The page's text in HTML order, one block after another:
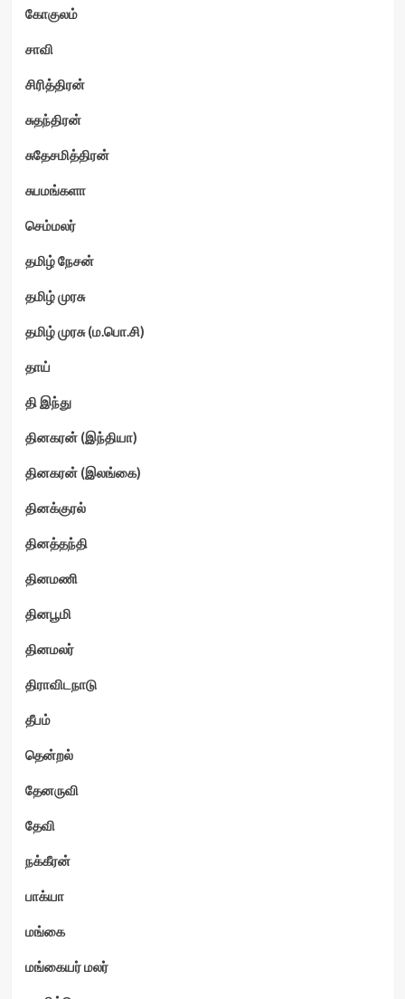
கோகுலம்
சாவி
சிரித்திரன்
சுதந்திரன்
சுதேசமித்திரன்
சுபமங்களா
செம்மலர்
தமிழ் நேசன்
தமிழ் முரசு
தமிழ் முரசு (ம.பொ.சி)
தாய்
தி இந்து
தினகரன் (இந்தியா)
தினகரன் (இலங்கை)
தினக்குரல்
தினத்தந்தி
தினமணி
தினபூமி
தினமலர்
திராவிடநாடு
தீபம்
தென்றல்
தேனருவி
தேவி
நக்கீரன்
பாக்யா
மங்கை
மங்கையர் மலர்